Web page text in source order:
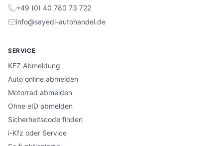
+49 (0) 40 780 73 722
info@sayedi-autohandel.de
SERVICE
KFZ Abmeldung
Auto online abmelden
Motorrad abmelden
Ohne eID abmelden
Sicherheitscode finden
i-Kfz oder Service